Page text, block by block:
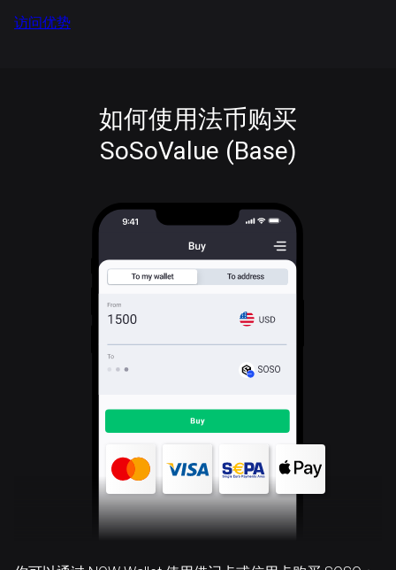
访问优势
如何使用法币购买
SoSoValue (Base)
SOSO